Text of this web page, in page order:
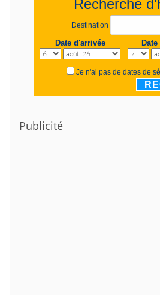
Recherche
Destination
Date d'arrivée
Je n'ai pas de dates de
Publicité